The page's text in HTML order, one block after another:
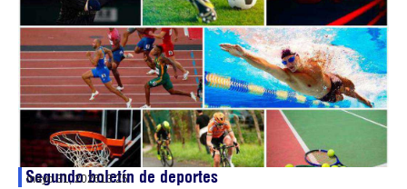
Segundo boletín de deportes
mayo 31, 202613:25